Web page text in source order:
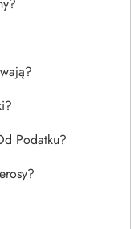
Podatku?